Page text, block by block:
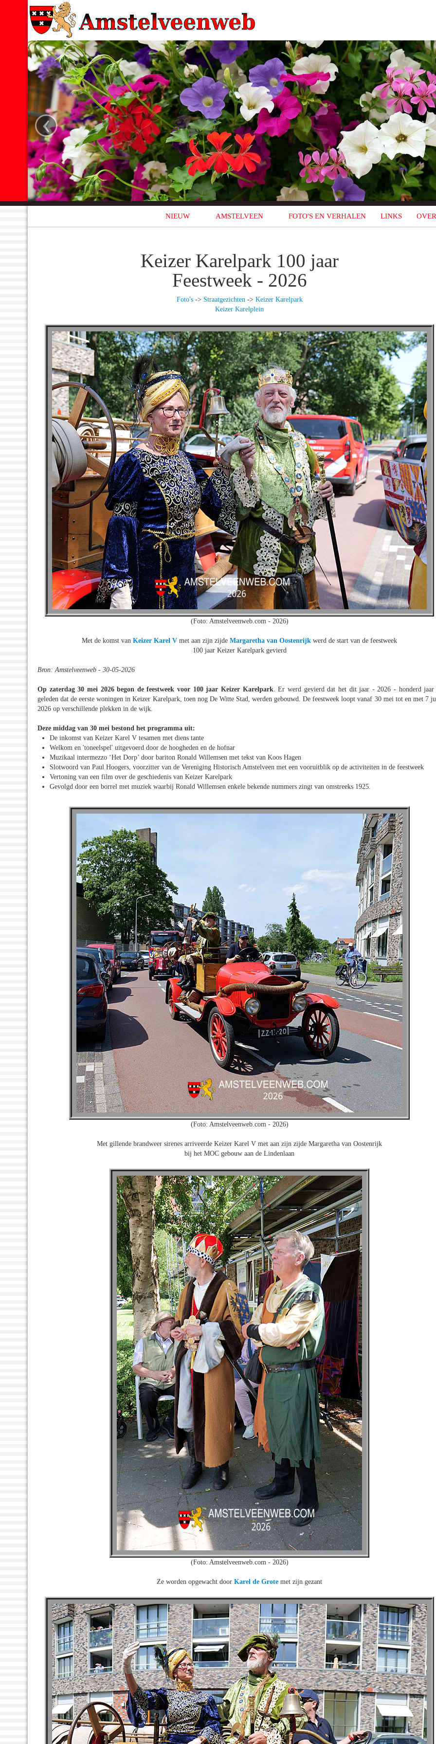
‹
NIEUW AMSTELVEEN FOTO'S EN VERHALEN LINKS
Keizer Karelpark 100 jaar
Feestweek - 2026
Foto's-> Straatgezichten -> Keizer Karelpark
Keizer Karelplein
(Foto: Amstelveenweb.com - 2026)
Met de komst van Keizer Karel V met aan zijn zijde Margaretha van Oostenrijk werd de start van de feestweek
100 jaar Keizer Karelpark gevierd
Bron: Amstelveenweb - 30-05-2026
Op zaterdag 30 mei 2026 begon de feestweek voor 100 jaar Keizer Karelpark. Er werd gevierd dat het dit jaar - 2026 - honderd jaar
geleden dat de eerste woningen in Keizer Karelpark, toen nog De Witte Stad, werden gebouwd. De feestweek loopt vanaf 30 mei tot en met 7
2026 op verschillende plekken in de wijk.
Deze middag van 30 mei bestond het programma uit:
De inkomst van Keizer Karel V tesamen met diens tante
Welkom en 'toneelspel' uitgevoerd door de hoogheden en de hofnar
Muzikaal intermezzo ‘Het Dorp’ door bariton Ronald Willemsen met tekst van Koos Hagen
Slotwoord van Paul Hoogers, voorzitter van de Vereniging Historisch Amstelveen met een vooruitblik op de activiteiten in de feestweek
Vertoning van een film over de geschiedenis van Keizer Karelpark
Gevolgd door een borrel met muziek waarbij Ronald Willemsen enkele bekende nummers zingt van omstreeks 1925.
(Foto: Amstelveenweb.com - 2026)
Met gillende brandweer sirenes arriveerde Keizer Karel V met aan zijn zijde Margaretha van Oostenrijk
bij het MOC gebouw aan de Lindenlaan
(Foto: Amstelveenweb.com - 2026)
Ze worden opgewacht door Karel de Grote met zijn gezant